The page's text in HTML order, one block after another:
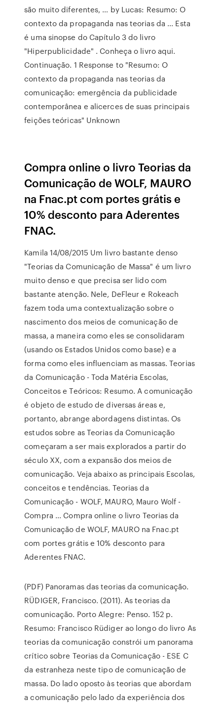
são muito diferentes, … by Lucas: Resumo: O
contexto da propaganda nas teorias da ... Esta
é uma sinopse do Capítulo 3 do livro
"Hiperpublicidade" . Conheça o livro aqui.
Continuação. 1 Response to "Resumo: O
contexto da propaganda nas teorias da
comunicação: emergência da publicidade
contemporânea e alicerces de suas principais
feições teóricas" Unknown
Compra online o livro Teorias da
Comunicação de WOLF, MAURO
na Fnac.pt com portes grátis e
10% desconto para Aderentes
FNAC.
Kamila 14/08/2015 Um livro bastante denso
"Teorias da Comunicação de Massa" é um livro
muito denso e que precisa ser lido com
bastante atenção. Nele, DeFleur e Rokeach
fazem toda uma contextualização sobre o
nascimento dos meios de comunicação de
massa, a maneira como eles se consolidaram
(usando os Estados Unidos como base) e a
forma como eles influenciam as massas. Teorias
da Comunicação - Toda Matéria Escolas,
Conceitos e Teóricos: Resumo. A comunicação
é objeto de estudo de diversas áreas e,
portanto, abrange abordagens distintas. Os
estudos sobre as Teorias da Comunicação
começaram a ser mais explorados a partir do
século XX, com a expansão dos meios de
comunicação. Veja abaixo as principais Escolas,
conceitos e tendências. Teorias da
Comunicação - WOLF, MAURO, Mauro Wolf -
Compra ... Compra online o livro Teorias da
Comunicação de WOLF, MAURO na Fnac.pt
com portes grátis e 10% desconto para
Aderentes FNAC.
(PDF) Panoramas das teorias da comunicação.
RÜDIGER, Francisco. (2011). As teorias da
comunicação. Porto Alegre: Penso. 152 p.
Resumo: Francisco Rüdiger ao longo do livro As
teorias da comunicação constrói um panorama
crítico sobre Teorias da Comunicação - ESE C
da estranheza neste tipo de comunicação de
massa. Do lado oposto às teorias que abordam
a comunicação pelo lado da experiência dos